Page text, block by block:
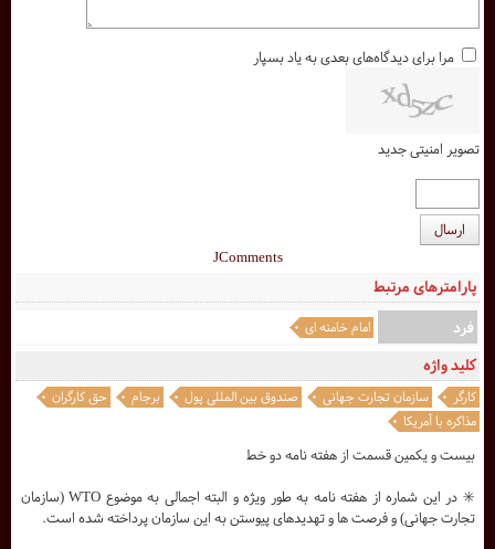
بیست و یکمین قسمت از هفته نامه دو خط
✳️ در این شماره از هفته نامه به طور ویژه و البته اجمالی به موضوع WTO (سازمان
تجارت جهانی) و فرصت ها و تهدیدهای پیوستن به این سازمان پرداخته شده است.
کلید واژه
کارگر سازمان تجارت جهانی صندوق بین المللی پول برجام
حق کارگران
مذاکره با آمریکا
پارامترهای مرتبط
فرد
امام خامنه ای
مرا برای دیدگاه‌های بعدی به یاد بسپار
تصویر امنیتی جدید
ارسال
JComments